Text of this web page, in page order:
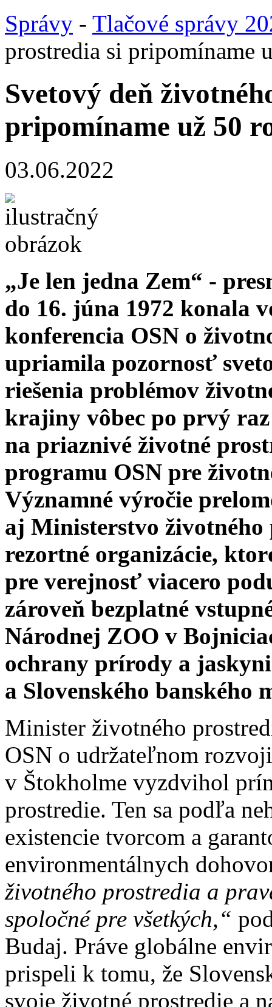
Správy - Tlačové správy
prostredia si pripomíname
Svetový deň
pripomíname už 50
03.06.2022
„Je len jedna Zem“ -
do 16. júna 1972 konala
konferencia OSN o
upriamila pozornosť
riešenia problémov
krajiny vôbec po prvý
na priaznivé životné
programu OSN pre
Významné výročie
aj Ministerstvo
rezortné organizácie,
pre verejnosť viacero
zároveň bezplatné
Národnej ZOO v
ochrany prírody a
a Slovenského banského
Minister životného
OSN o udržateľnom
v Štokholme vyzdvihol
prostredie. Ten sa podľa
existencie tvorcom a
environmentálnych
životného prostredia a
spoločné pre všetkých,“
Budaj. Práve globálne
prispeli k tomu, že
svoje životné prostredie a